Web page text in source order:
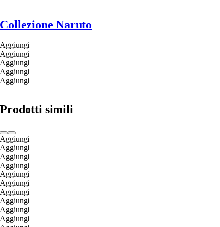
Collezione Naruto
Aggiungi
Aggiungi
Aggiungi
Aggiungi
Aggiungi
Prodotti simili
Aggiungi
Aggiungi
Aggiungi
Aggiungi
Aggiungi
Aggiungi
Aggiungi
Aggiungi
Aggiungi
Aggiungi